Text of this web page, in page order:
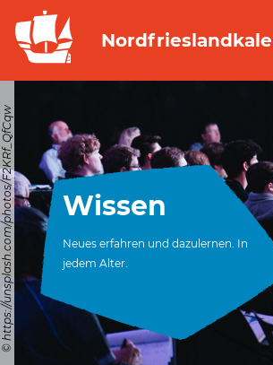
Wissen
Neues erfahren und dazulernen. In
jedem Alter.
© https://unsplash.com/photos/F2KRf_QfCqw